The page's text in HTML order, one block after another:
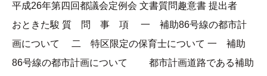
平成26年第四回都議会定例会 文書質問趣意書 提出者
おときた駿 質 問 事 項 一 補助86号線の都市計
画について 二 特区限定の保育士について 一 補助
86号線の都市計画について 都市計画道路である補助